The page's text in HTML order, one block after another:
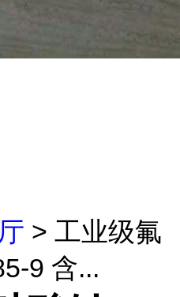
> 工业级氟
9 含...